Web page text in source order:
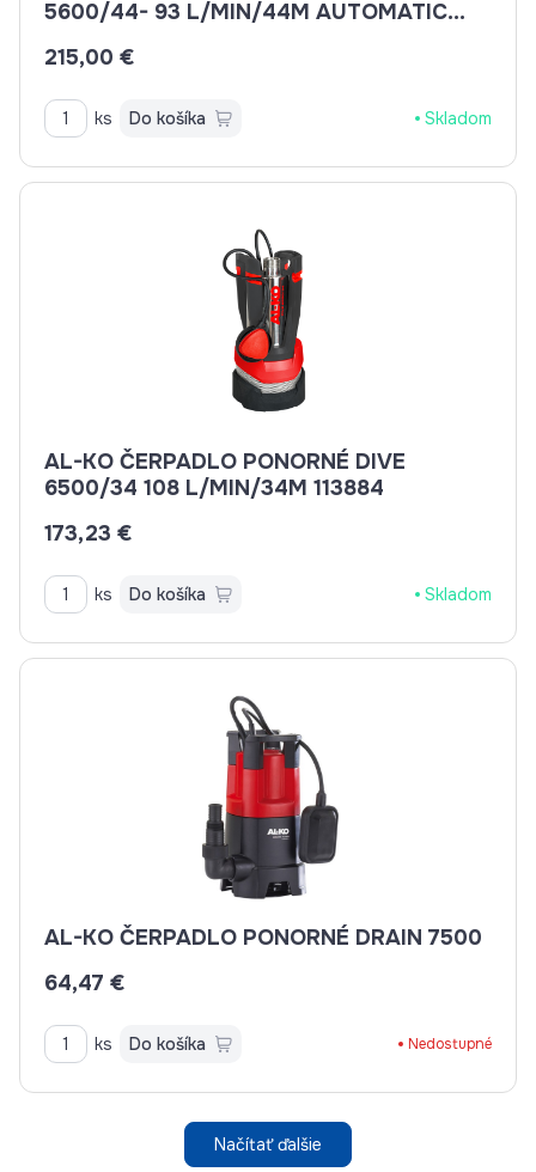
5600/44- 93 L/MIN/44M AUTOMATIC
215,00 €
ks Do košíka Skladom
AL-KO ČERPADLO PONORNÉ DIVE
6500/34 108 L/MIN/34M 113884
173,23 €
ks Do košíka Skladom
AL-KO ČERPADLO PONORNÉ DRAIN 7500
64,47 €
ks Do košíka Nedostupné
Načítať ďalšie